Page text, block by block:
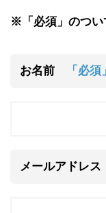
※「必須」のつい
お名前 「必
メールアドレス